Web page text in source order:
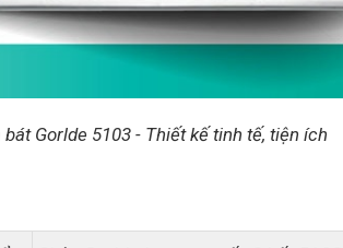
bát Gorlde 5103 - Thiết kế tinh tế, tiện ích